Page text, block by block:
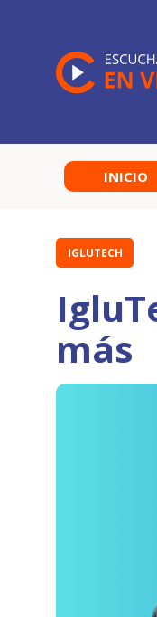
INICIO
IGLUTECH
más